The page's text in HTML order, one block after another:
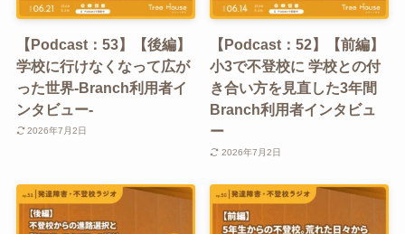
【Podcast：53】【後編】
学校に行けなくなって広が
った世界-Branch利用者イ
ンタビュー-
2026年7月2日
【Podcast：52】【前編】
小3で不登校に 学校との付
き合い方を見直した3年間
Branch利用者インタビュ
ー
2026年7月2日